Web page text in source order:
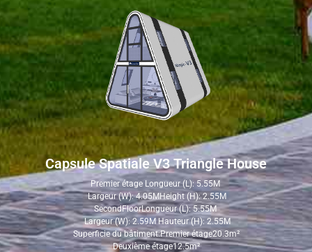
Capsule Spatiale V3 Triangle House
Premier étage Longueur (L): 5.55M
Largeur (W): 4.05MHeight (H): 2.55M
SecondFloorLongueur (L): 5.55M
Largeur (W): 2.59M Hauteur (H): 2.55M
Superficie du bâtiment:Premier étage20.3m²
Deuxième étage12.5m²